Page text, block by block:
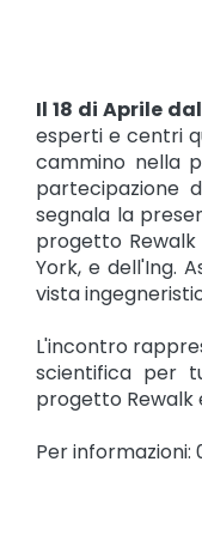
Il 18 di Aprile
esperti e centri
cammino nella
partecipazione
segnala la
progetto
York, e dell'Ing.
vista
L'incontro
scientifica per
progetto Rewalk
Per informazioni: